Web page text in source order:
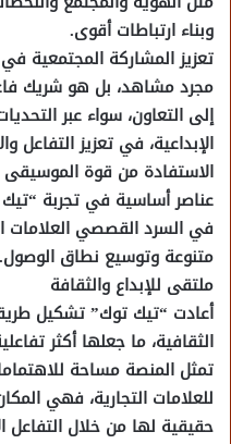
وبناء ارتباطات أقوى.
تعزيز المشاركة المجتمعية
مجرد مشاهد، بل هو شريك
إلى التعاون، سواء عبر
الإبداعية، في تعزيز التفاعل
الاستفادة من قوة الموسيقى
عناصر أساسية في تجربة
في السرد القصصي العلامات
متنوعة وتوسيع نطاق الوصول.
ملتقى للإبداع والثقافة
أعادت “تيك توك” تشكيل
الثقافية، ما جعلها أكثر
تمثل المنصة مساحة
للعلامات التجارية، فهي
حقيقية لها من خلال التفاعل